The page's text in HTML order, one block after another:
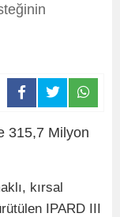
kırsal
IPARD III